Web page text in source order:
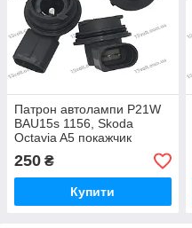
Патрон автолампи P21W
BAU15s 1156, Skoda
Octavia A5 покажчик
повороту 1Z0941669 VAG
2069
250 ₴
Купити